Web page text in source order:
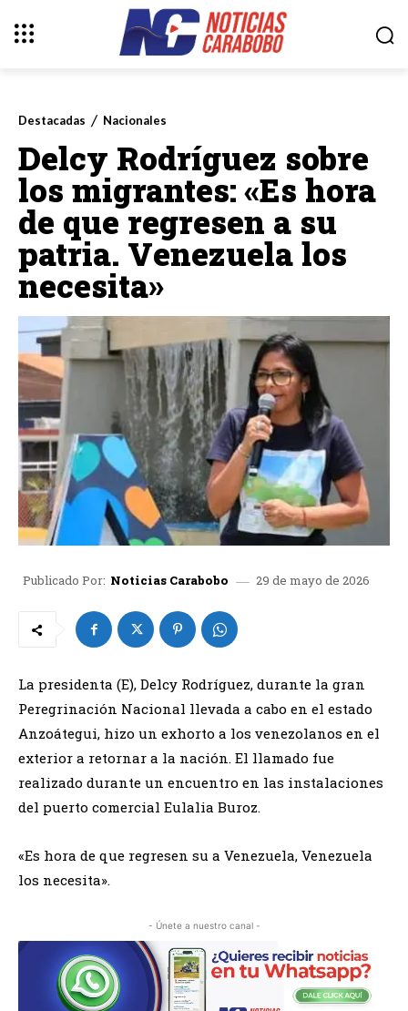
Destacadas Nacionales
Delcy Rodríguez sobre
los migrantes: «Es hora
de que regresen a su
patria. Venezuela los
necesita»
Publicado Por: Noticias Carabobo 29 de mayo de 2026
La presidenta (E), Delcy Rodríguez, durante la gran
Peregrinación Nacional llevada a cabo en el estado
Anzoátegui, hizo un exhorto a los venezolanos en el
exterior a retornar a la nación. El llamado fue
realizado durante un encuentro en las instalaciones
del puerto comercial Eulalia Buroz.
«Es hora de que regresen su a Venezuela, Venezuela
los necesita».
- Únete a nuestro canal -